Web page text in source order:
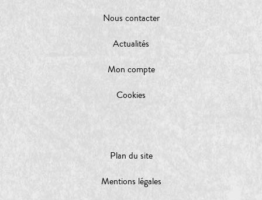
Nous contacter
Actualités
Mon compte
Cookies
Plan du site
Mentions légales